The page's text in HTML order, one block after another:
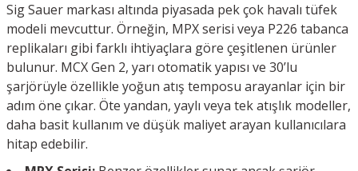
Sig Sauer markası altında piyasada pek çok havalı tüfek
modeli mevcuttur. Örneğin, MPX serisi veya P226 tabanca
replikaları gibi farklı ihtiyaçlara göre çeşitlenen ürünler
bulunur. MCX Gen 2, yarı otomatik yapısı ve 30’lu
şarjörüyle özellikle yoğun atış temposu arayanlar için bir
adım öne çıkar. Öte yandan, yaylı veya tek atışlık modeller,
daha basit kullanım ve düşük maliyet arayan kullanıcılara
hitap edebilir.